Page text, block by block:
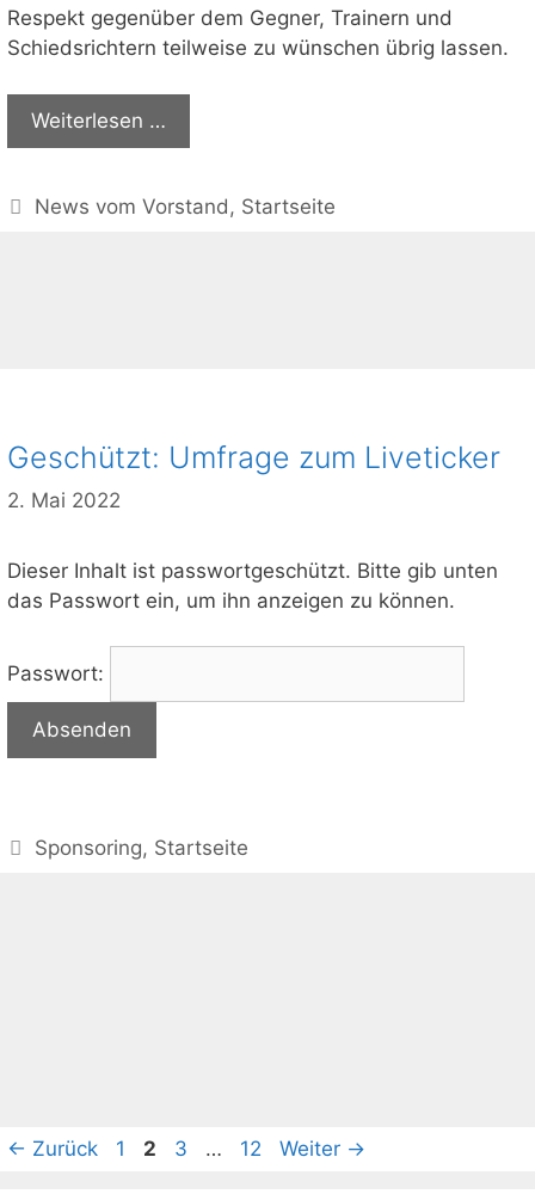
Respekt gegenüber dem Gegner, Trainern und
Schiedsrichtern teilweise zu wünschen übrig lassen.
Weiterlesen …
Kategorien
News vom Vorstand , Startseite
Geschützt: Umfrage zum Liveticker
2. Mai 2022
Dieser Inhalt ist passwortgeschützt. Bitte gib unten
das Passwort ein, um ihn anzeigen zu können.
Passwort:
Kategorien
Sponsoring, Startseite
← Zurück Seite
1 Seite
2 Seite
3 … Seite
12 Weiter →